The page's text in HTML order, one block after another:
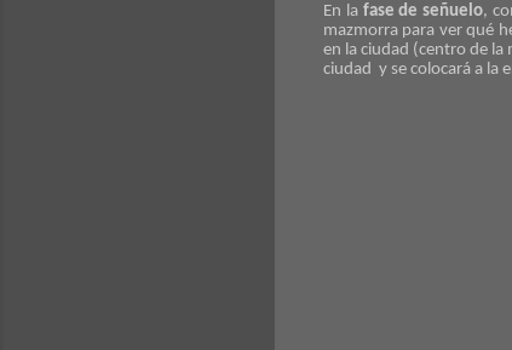
En la fase de señuelo,
mazmorra para ver qué
en la ciudad (centro de la
ciudad y se colocará a la